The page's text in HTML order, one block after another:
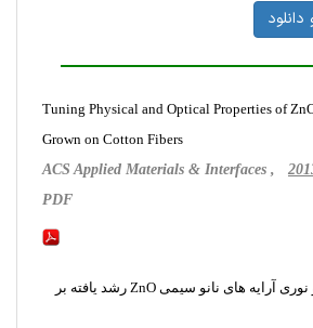
Tuning Physical and Optical Properties of
Grown on Cotton Fibers
ACS Applied Materials & Interfaces ,
PDF
تنظیم خواص فیزیکی و نوری آرایه های نانو سیمی ZnO رشد یافته بر